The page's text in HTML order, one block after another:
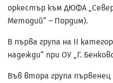
оркестър към ДЮФА
Методий“ – Пордим).
В първа група на II
надежди“ при ОУ „Г.
Във втора група